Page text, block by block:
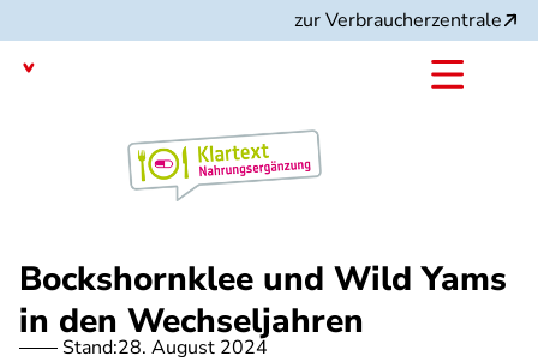
zum
Inhalt
zur Verbraucherzentrale
Bockshornklee und Wild Yams
in den Wechseljahren
Stand:28. August 2024